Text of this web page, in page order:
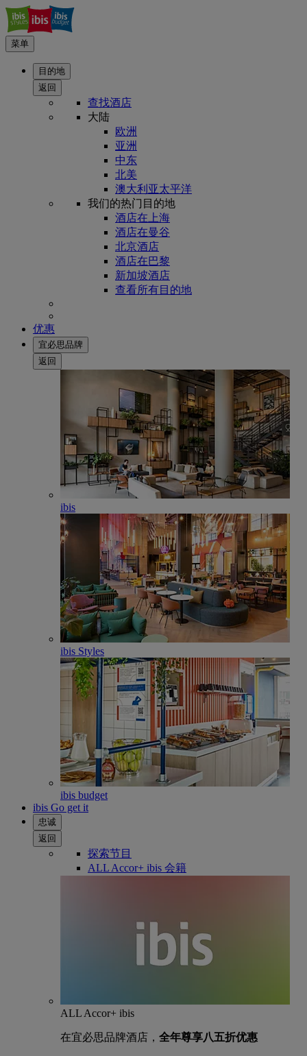
菜单
目的地
返回
查找酒店
大陆
欧洲
亚洲
中东
北美
澳大利亚太平洋
我们的热门目的地
酒店在上海
酒店在曼谷
北京酒店
酒店在巴黎
新加坡酒店
查看所有目的地
优惠
宜必思品牌
返回
ibis
ibis Styles
ibis budget
ibis Go get it
忠诚
返回
探索节目
ALL Accor+ ibis 会籍
ALL Accor+ ibis
在宜必思品牌酒店， 全年尊享八五折优惠